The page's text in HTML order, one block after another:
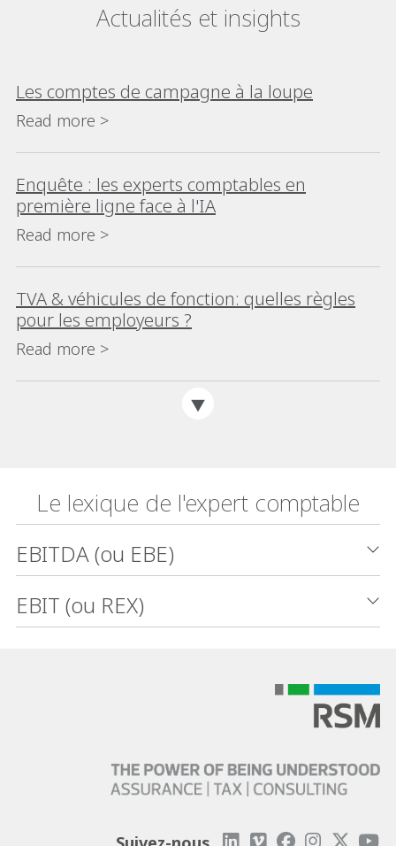
Actualités et insights
Les comptes de campagne à la loupe
Read more >
Enquête : les experts comptables en
première ligne face à l'IA
Read more >
TVA & véhicules de fonction: quelles règles
pour les employeurs ?
Read more >
Le lexique de l'expert comptable
EBITDA (ou EBE)
EBIT (ou REX)